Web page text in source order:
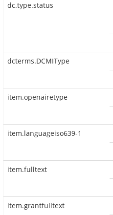
dc.type.status
dcterms.DCMIType
item.openairetype
item.languageiso639-1
item.fulltext
item.grantfulltext